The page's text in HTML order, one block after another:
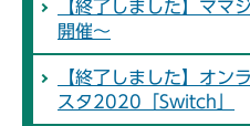
【終了しました】ママ
開催～
【終了しました】オン
スタ2020「Switch」